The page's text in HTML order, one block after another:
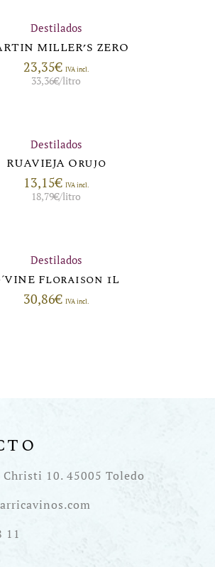
Destilados
MILLER’S ZERO
23,35€ IVA incl.
33,36€/litro
Destilados
RUAVIEJA Orujo
13,15€ IVA incl.
18,79€/litro
Destilados
Floraison 1L
30,86€ IVA incl.
Christi 10. 45005 Toledo
11